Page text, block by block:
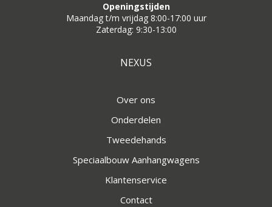
Openingstijden
Maandag t/m vrijdag 8:00-17:00 uur
Zaterdag: 9:30-13:00
NEXUS
Over ons
Onderdelen
Tweedehands
Speciaalbouw Aanhangwagens
Klantenservice
Contact